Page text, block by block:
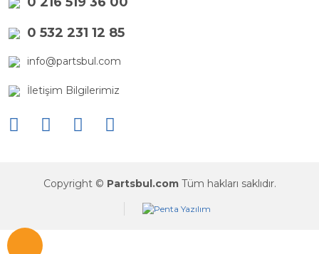
0 532 231 12 85
info@partsbul.com
İletişim Bilgilerimiz
Copyright © Partsbul.com Tüm hakları saklıdır.